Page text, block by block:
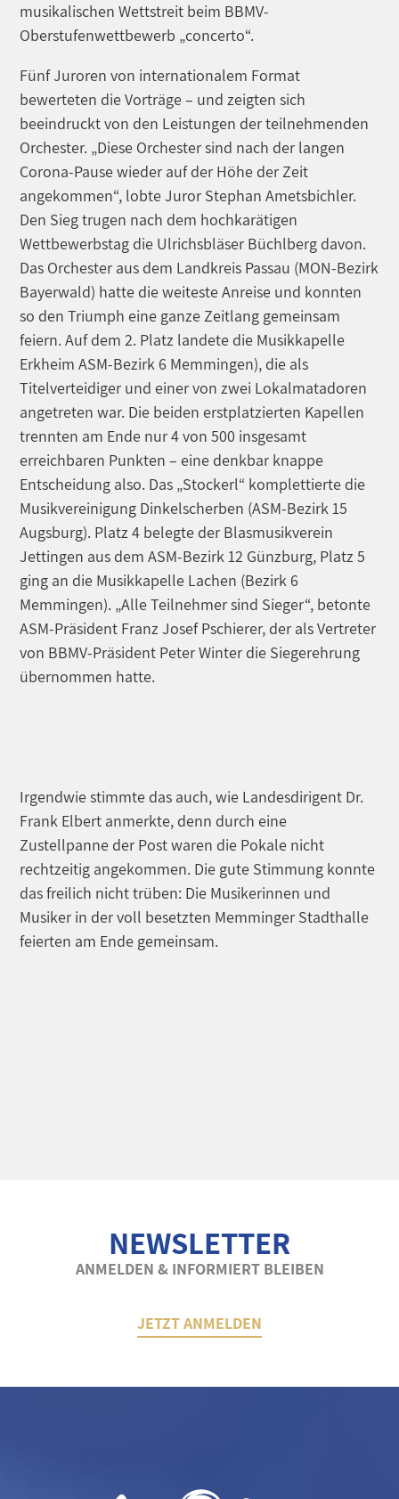
musikalischen Wettstreit beim BBMV-
Oberstufenwettbewerb „concerto“.
Fünf Juroren von internationalem Format
bewerteten die Vorträge – und zeigten sich
beeindruckt von den Leistungen der teilnehmenden
Orchester. „Diese Orchester sind nach der langen
Corona-Pause wieder auf der Höhe der Zeit
angekommen“, lobte Juror Stephan Ametsbichler.
Den Sieg trugen nach dem hochkarätigen
Wettbewerbstag die Ulrichsbläser Büchlberg davon.
Das Orchester aus dem Landkreis Passau (MON-Bezirk
Bayerwald) hatte die weiteste Anreise und konnten
so den Triumph eine ganze Zeitlang gemeinsam
feiern. Auf dem 2. Platz landete die Musikkapelle
Erkheim ASM-Bezirk 6 Memmingen), die als
Titelverteidiger und einer von zwei Lokalmatadoren
angetreten war. Die beiden erstplatzierten Kapellen
trennten am Ende nur 4 von 500 insgesamt
erreichbaren Punkten – eine denkbar knappe
Entscheidung also. Das „Stockerl“ komplettierte die
Musikvereinigung Dinkelscherben (ASM-Bezirk 15
Augsburg). Platz 4 belegte der Blasmusikverein
Jettingen aus dem ASM-Bezirk 12 Günzburg, Platz 5
ging an die Musikkapelle Lachen (Bezirk 6
Memmingen). „Alle Teilnehmer sind Sieger“, betonte
ASM-Präsident Franz Josef Pschierer, der als Vertreter
von BBMV-Präsident Peter Winter die Siegerehrung
übernommen hatte.
Irgendwie stimmte das auch, wie Landesdirigent Dr.
Frank Elbert anmerkte, denn durch eine
Zustellpanne der Post waren die Pokale nicht
rechtzeitig angekommen. Die gute Stimmung konnte
das freilich nicht trüben: Die Musikerinnen und
Musiker in der voll besetzten Memminger Stadthalle
feierten am Ende gemeinsam.
NEWSLETTER
ANMELDEN & INFORMIERT BLEIBEN
JETZT ANMELDEN